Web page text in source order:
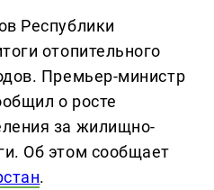
Республики
отопительного
Премьер-министр
о росте
за жилищно-
Об этом сообщает
.